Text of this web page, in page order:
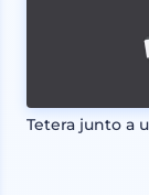
Tetera junto a